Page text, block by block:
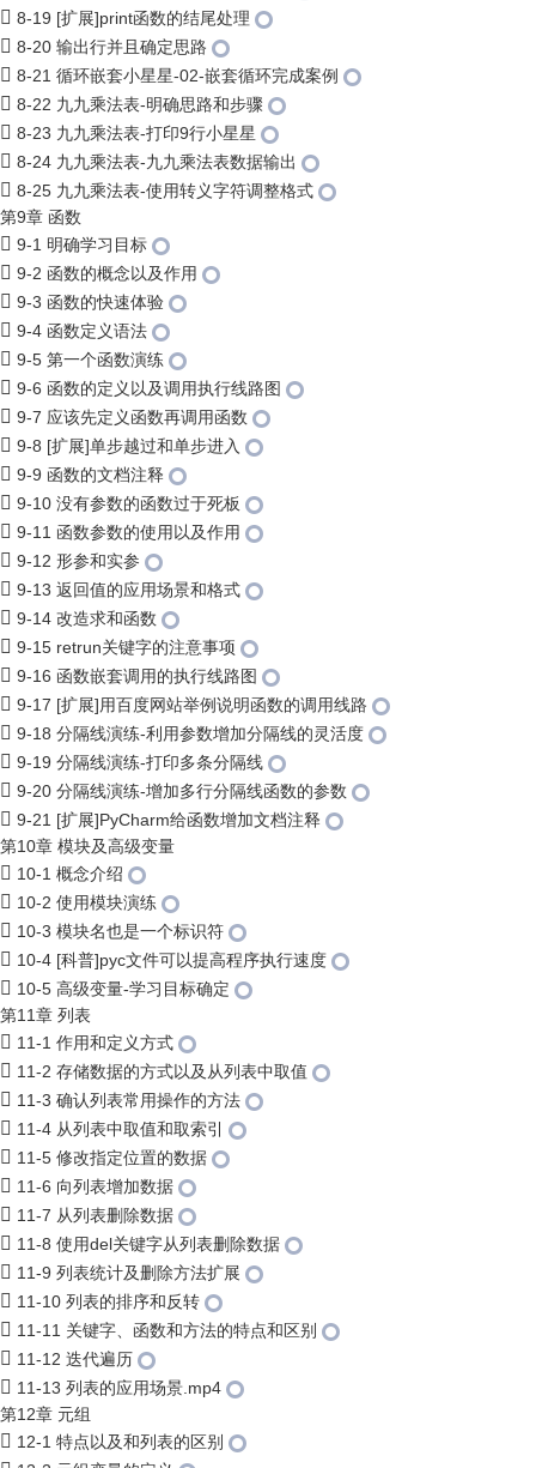
8-19 [扩展]print函数的结尾处理
8-20 输出行并且确定思路
8-21 循环嵌套小星星-02-嵌套循环完成案例
8-22 九九乘法表-明确思路和步骤
8-23 九九乘法表-打印9行小星星
8-24 九九乘法表-九九乘法表数据输出
8-25 九九乘法表-使用转义字符调整格式
第9章 函数
9-1 明确学习目标
9-2 函数的概念以及作用
9-3 函数的快速体验
9-4 函数定义语法
9-5 第一个函数演练
9-6 函数的定义以及调用执行线路图
9-7 应该先定义函数再调用函数
9-8 [扩展]单步越过和单步进入
9-9 函数的文档注释
9-10 没有参数的函数过于死板
9-11 函数参数的使用以及作用
9-12 形参和实参
9-13 返回值的应用场景和格式
9-14 改造求和函数
9-15 retrun关键字的注意事项
9-16 函数嵌套调用的执行线路图
9-17 [扩展]用百度网站举例说明函数的调用线路
9-18 分隔线演练-利用参数增加分隔线的灵活度
9-19 分隔线演练-打印多条分隔线
9-20 分隔线演练-增加多行分隔线函数的参数
9-21 [扩展]PyCharm给函数增加文档注释
第10章 模块及高级变量
10-1 概念介绍
10-2 使用模块演练
10-3 模块名也是一个标识符
10-4 [科普]pyc文件可以提高程序执行速度
10-5 高级变量-学习目标确定
第11章 列表
11-1 作用和定义方式
11-2 存储数据的方式以及从列表中取值
11-3 确认列表常用操作的方法
11-4 从列表中取值和取索引
11-5 修改指定位置的数据
11-6 向列表增加数据
11-7 从列表删除数据
11-8 使用del关键字从列表删除数据
11-9 列表统计及删除方法扩展
11-10 列表的排序和反转
11-11 关键字、函数和方法的特点和区别
11-12 迭代遍历
11-13 列表的应用场景.mp4
第12章 元组
12-1 特点以及和列表的区别